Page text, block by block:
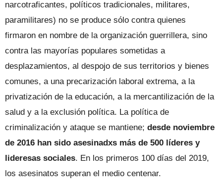
narcotraficantes, políticos tradicionales, militares,
paramilitares) no se produce sólo contra quienes
firmaron en nombre de la organización guerrillera, sino
contra las mayorías populares sometidas a
desplazamientos, al despojo de sus territorios y bienes
comunes, a una precarización laboral extrema, a la
privatización de la educación, a la mercantilización de la
salud y a la exclusión política. La política de
criminalización y ataque se mantiene; desde noviembre
de 2016 han sido asesinadxs más de 500 líderes y
lideresas sociales. En los primeros 100 días del 2019,
los asesinatos superan el medio centenar.